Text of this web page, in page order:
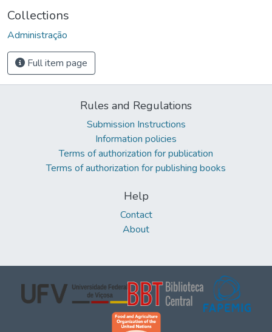
Collections
Administração
Full item page
Rules and Regulations
Submission Instructions
Information policies
Terms of authorization for publication
Terms of authorization for publishing books
Help
Contact
About